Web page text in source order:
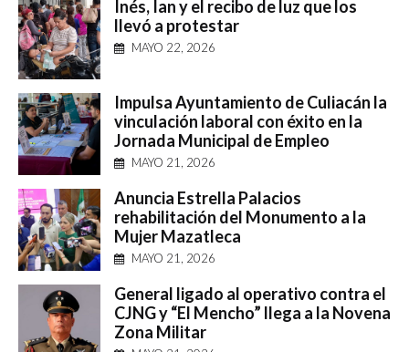
Inés, Ian y el recibo de luz que los
llevó a protestar
MAYO 22, 2026
Impulsa Ayuntamiento de Culiacán la
vinculación laboral con éxito en la
Jornada Municipal de Empleo
MAYO 21, 2026
Anuncia Estrella Palacios
rehabilitación del Monumento a la
Mujer Mazatleca
MAYO 21, 2026
General ligado al operativo contra el
CJNG y “El Mencho” llega a la Novena
Zona Militar